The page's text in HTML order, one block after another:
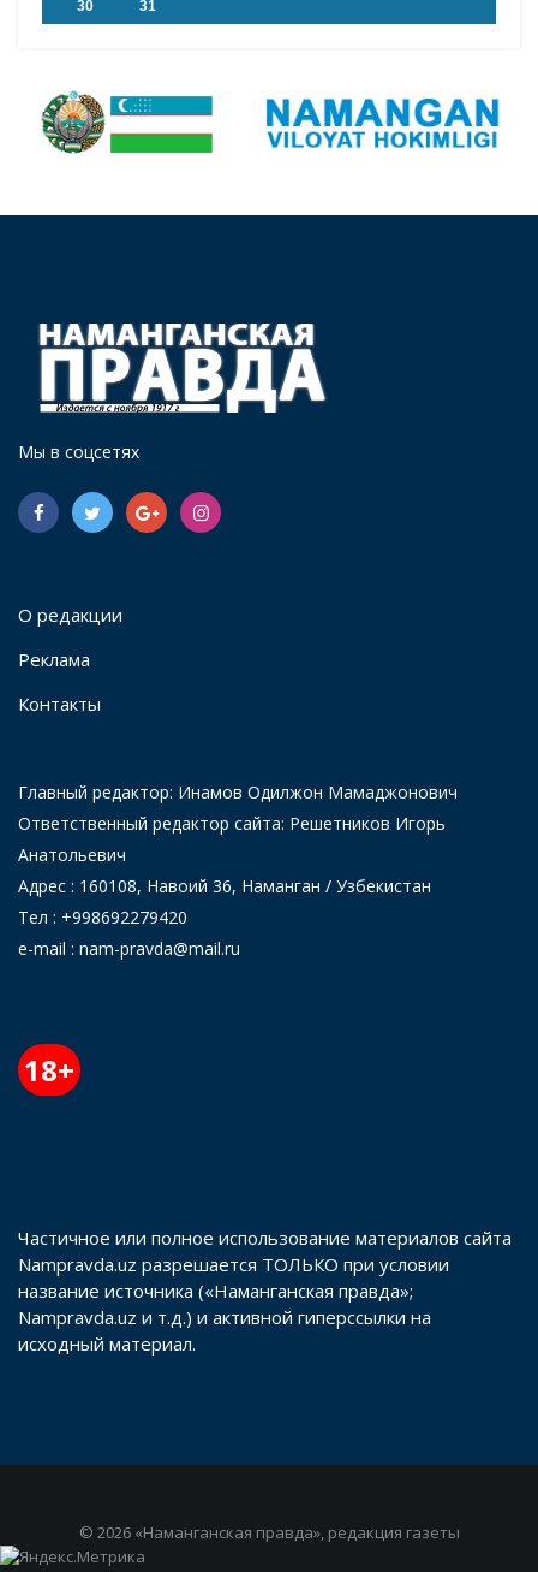
30 31
Мы в соцсетях
О редакции
Реклама
Контакты
Главный редактор: Инамов Одилжон Мамаджонович
Ответственный редактор сайта: Решетников Игорь
Анатольевич
Адрес : 160108, Навоий 36, Наманган / Узбекистан
Тел : +998692279420
e-mail : nam-pravda@mail.ru
18+
Частичное или полное использование материалов сайта
Nampravda.uz разрешается ТОЛЬКО при условии
название источника («Наманганская правда»;
Nampravda.uz и т.д.) и активной гиперссылки на
исходный материал.
© 2026 «Наманганская правда», редакция газеты